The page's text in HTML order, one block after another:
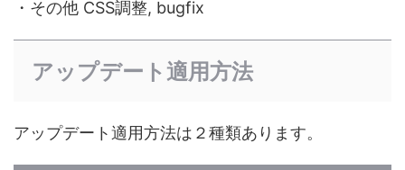
・その他 CSS調整, bugfix
アップデート適用方法
アップデート適用方法は２種類あります。